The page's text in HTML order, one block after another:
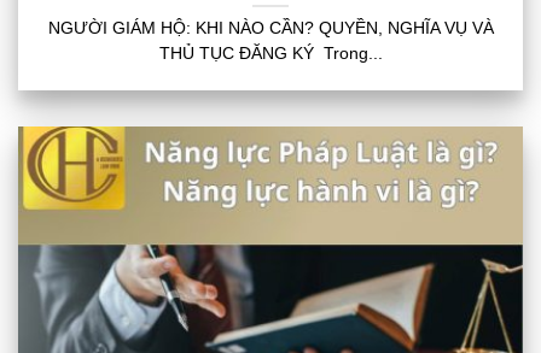
NGƯỜI GIÁM HỘ: KHI NÀO CẦN? QUYỀN, NGHĨA VỤ VÀ
THỦ TỤC ĐĂNG KÝ Trong...